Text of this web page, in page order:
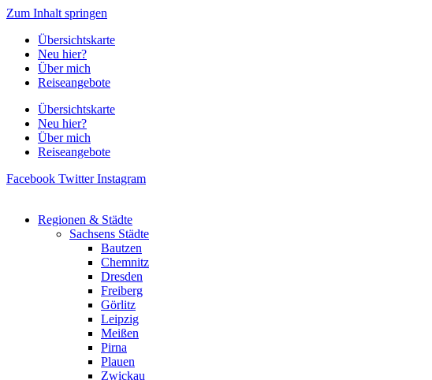
Zum Inhalt springen
Übersichtskarte
Neu hier?
Über mich
Reiseangebote
Übersichtskarte
Neu hier?
Über mich
Reiseangebote
Facebook Twitter Instagram
Regionen & Städte
Sachsens Städte
Bautzen
Chemnitz
Dresden
Freiberg
Görlitz
Leipzig
Meißen
Pirna
Plauen
Zwickau